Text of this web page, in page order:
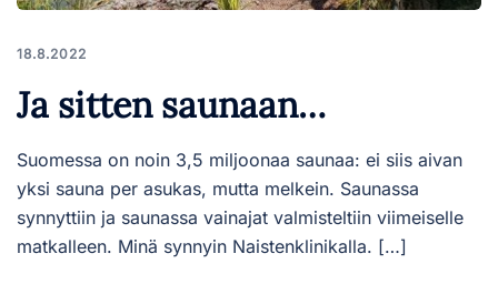
18.8.2022
Ja sitten saunaan…
Suomessa on noin 3,5 miljoonaa saunaa: ei siis aivan
yksi sauna per asukas, mutta melkein. Saunassa
synnyttiin ja saunassa vainajat valmisteltiin viimeiselle
matkalleen. Minä synnyin Naistenklinikalla. […]